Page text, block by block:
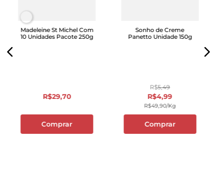
Madeleine St Michel Com
10 Unidades Pacote 250g
R$29,70
Comprar
Sonho de Creme
Panetto Unidade 150g
R$5,49
R$4,99
R$49,90/kg
Comprar